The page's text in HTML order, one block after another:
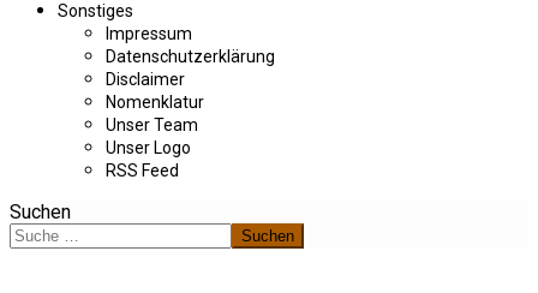
Sonstiges
Impressum
Datenschutzerklärung
Disclaimer
Nomenklatur
Unser Team
Unser Logo
RSS Feed
Suchen
Suchen